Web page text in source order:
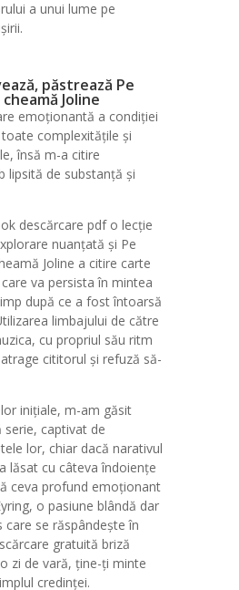
a unui lume pe
păstrează Pe
Joline
emoționantă a condiției
complexitățile și
însă m-a citire
lipsită de substanță și
descărcare pdf o lecție
nuanțată și Pe
Joline a citire carte
va persista în mintea
după ce a fost întoarsă
limbajului de către
cu propriul său ritm
cititorul și refuză să-
inițiale, m-am găsit
serie, captivat de
lor, chiar dacă narativul
lăsat cu câteva îndoiențe
ceva profund emoționant
o pasiune blândă dar
se răspândește în
gratuită briză
zi de vară, ține-ți minte
credinței.